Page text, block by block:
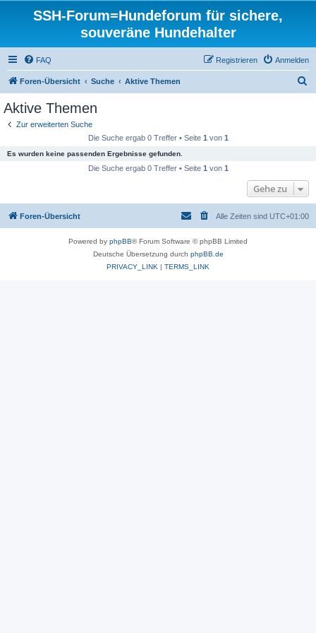
SSH-Forum=Hundeforum für sichere,
souveräne Hundehalter
FAQ Anmelden
Registrieren
Foren-Übersicht Suche Aktive Themen
Aktive Themen
Zur erweiterten Suche
Die Suche ergab 0 Treffer • Seite 1 von 1
Es wurden keine passenden Ergebnisse gefunden.
Die Suche ergab 0 Treffer • Seite 1 von 1
Gehe zu
Foren-Übersicht Alle Zeiten sind UTC+01:00
Powered by phpBB® Forum Software © phpBB Limited
Deutsche Übersetzung durch phpBB.de
PRIVACY_LINK | TERMS_LINK